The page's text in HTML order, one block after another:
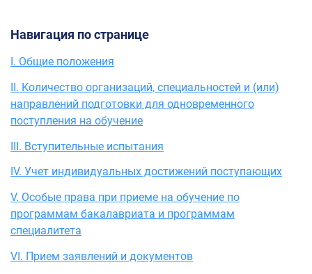
Навигация по странице
I. Общие положения
II. Количество организаций, специальностей и (или)
направлений подготовки для одновременного
поступления на обучение
III. Вступительные испытания
IV. Учет индивидуальных достижений поступающих
V. Особые права при приеме на обучение по
программам бакалавриата и программам
специалитета
VI. Прием заявлений и документов